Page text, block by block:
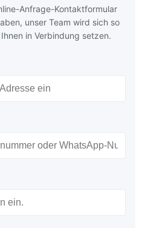
Anfrage-Kontaktformular
unser Team wird sich so
in Verbindung setzen.